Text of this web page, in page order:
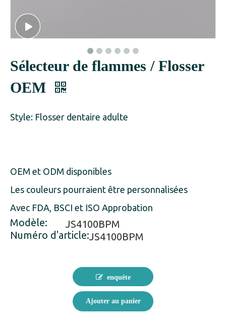
Sélecteur de flammes / Flosser
OEM
Style: Flosser dentaire adulte
OEM et ODM disponibles
Les couleurs pourraient être personnalisées
Avec FDA, BSCI et ISO Approbation
Modèle:
JS4100BPM
Numéro d'article:JS4100BPM
enquête
Ajouter au panier